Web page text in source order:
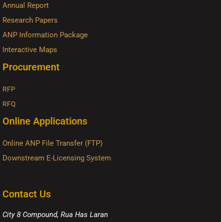
Annual Report
Research Papers
ANP Information Package
Interactive Maps
Procurement
RFP
RFQ
Online Applications
Online ANP File Transfer (FTP)
Downstream E-Licensing System
Contact Us
City 8 Compound, Rua Has Laran